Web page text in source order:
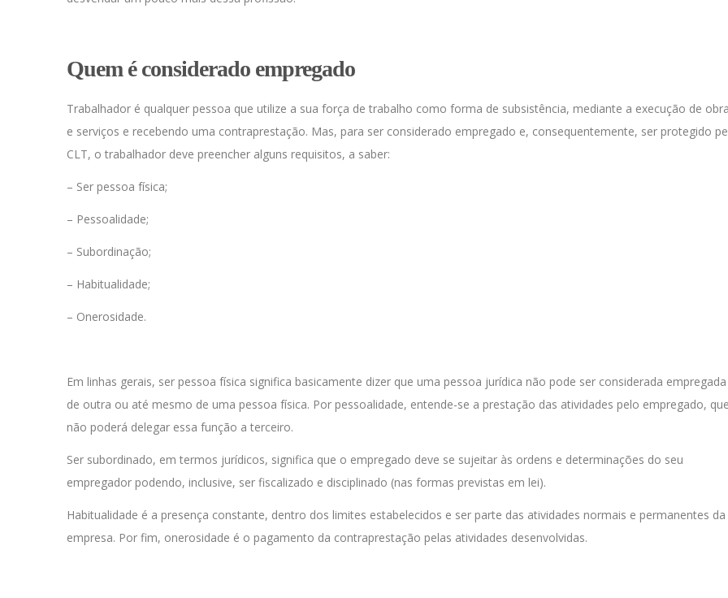
Quem é considerado empregado
Trabalhador é qualquer pessoa que utilize a sua força de trabalho como forma de subsistência, mediante a execução de
e serviços e recebendo uma contraprestação. Mas, para ser considerado empregado e, consequentemente, ser protegido
CLT, o trabalhador deve preencher alguns requisitos, a saber:
– Ser pessoa física;
– Pessoalidade;
– Subordinação;
– Habitualidade;
– Onerosidade.
Em linhas gerais, ser pessoa física significa basicamente dizer que uma pessoa jurídica não pode ser considerada empregada
de outra ou até mesmo de uma pessoa física. Por pessoalidade, entende-se a prestação das atividades pelo empregado,
não poderá delegar essa função a terceiro.
Ser subordinado, em termos jurídicos, significa que o empregado deve se sujeitar às ordens e determinações do seu
empregador podendo, inclusive, ser fiscalizado e disciplinado (nas formas previstas em lei).
Habitualidade é a presença constante, dentro dos limites estabelecidos e ser parte das atividades normais e permanentes da
empresa. Por fim, onerosidade é o pagamento da contraprestação pelas atividades desenvolvidas.